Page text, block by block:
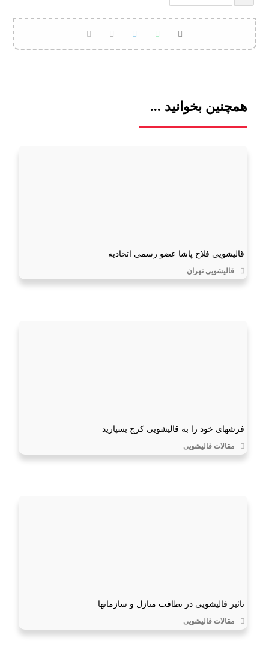
همچنین بخوانید ...
قالیشویی فلاح پاشا عضو رسمی اتحادیه
قالیشویی تهران
فرشهای خود را به قالیشویی کرج بسپارید
مقالات قالیشویی
تاثیر قالیشویی در نظافت منازل و سازمانها
مقالات قالیشویی